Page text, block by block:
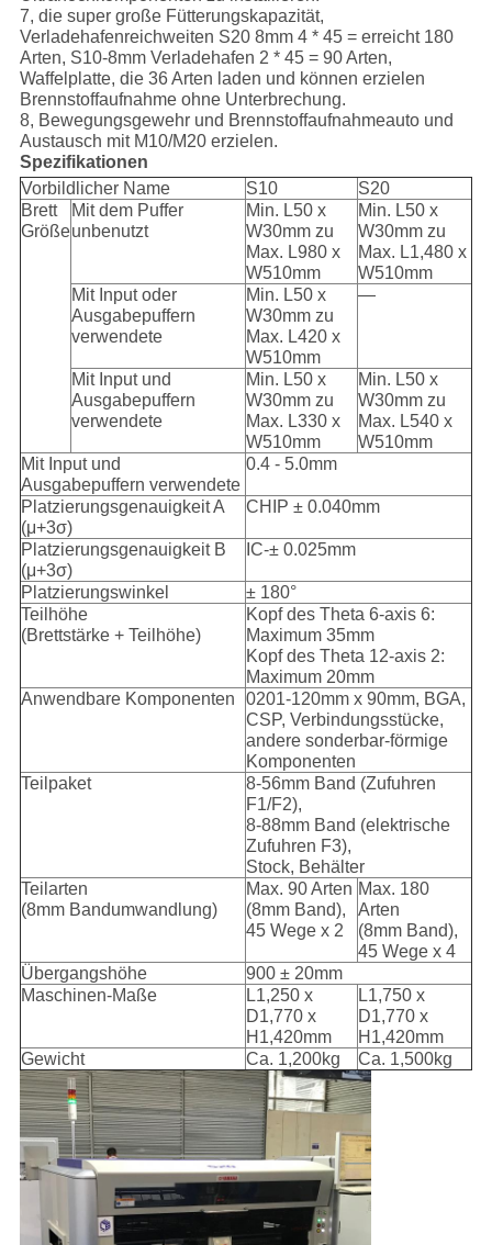
7, die super große Fütterungskapazität,
Verladehafenreichweiten S20 8mm 4 * 45 = erreicht 180
Arten, S10-8mm Verladehafen 2 * 45 = 90 Arten,
Waffelplatte, die 36 Arten laden und können erzielen
Brennstoffaufnahme ohne Unterbrechung.
8, Bewegungsgewehr und Brennstoffaufnahmeauto und
Austausch mit M10/M20 erzielen.
Spezifikationen
Vorbildlicher Name
S10
S20
Brett
Größe
Mit dem Puffer
unbenutzt
Min. L50 x
W30mm zu
Max. L980 x
W510mm
Min. L50 x
W30mm zu
Max. L1,480 x
W510mm
Mit Input oder
Ausgabepuffern
verwendete
Min. L50 x
W30mm zu
Max. L420 x
W510mm
—
Mit Input und
Ausgabepuffern
verwendete
Min. L50 x
W30mm zu
Max. L330 x
W510mm
Min. L50 x
W30mm zu
Max. L540 x
W510mm
Mit Input und
Ausgabepuffern verwendete
0.4 - 5.0mm
Platzierungsgenauigkeit A
(μ+3σ)
CHIP ± 0.040mm
Platzierungsgenauigkeit B
(μ+3σ)
IC-± 0.025mm
Platzierungswinkel
± 180°
Teilhöhe
(Brettstärke + Teilhöhe)
Kopf des Theta 6-axis 6:
Maximum 35mm
Kopf des Theta 12-axis 2:
Maximum 20mm
Anwendbare Komponenten
0201-120mm x 90mm, BGA,
CSP, Verbindungsstücke,
andere sonderbar-förmige
Komponenten
Teilpaket
8-56mm Band (Zufuhren
F1/F2),
8-88mm Band (elektrische
Zufuhren F3),
Stock, Behälter
Teilarten
(8mm Bandumwandlung)
Max. 90 Arten
(8mm Band),
45 Wege x 2
Max. 180
Arten
(8mm Band),
45 Wege x 4
Übergangshöhe
900 ± 20mm
Maschinen-Maße
L1,250 x
D1,770 x
H1,420mm
L1,750 x
D1,770 x
H1,420mm
Gewicht
Ca. 1,200kg Ca. 1,500kg